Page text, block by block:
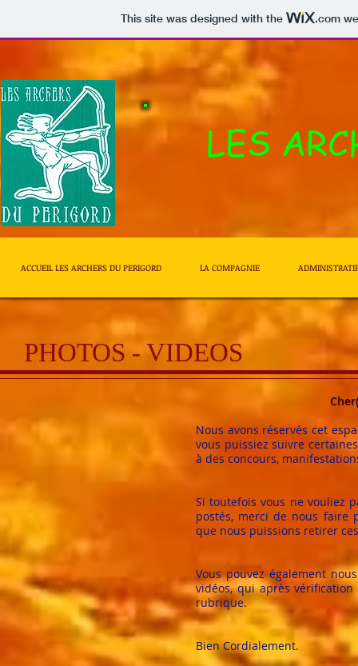
This site was designed with the .com
​LES
ACCUEIL LES ARCHERS DU PERIGORD LA COMPAGNIE
PHOTOS - VIDEOS
Nous avons réservés cet
vous puissiez suivre
à des concours,
Si toutefois vous ne vouliez
postés, merci de nous faire
que nous puissions retirer
Vous pouvez également
vidéos, qui après
rubrique.
Bien Cordialement.